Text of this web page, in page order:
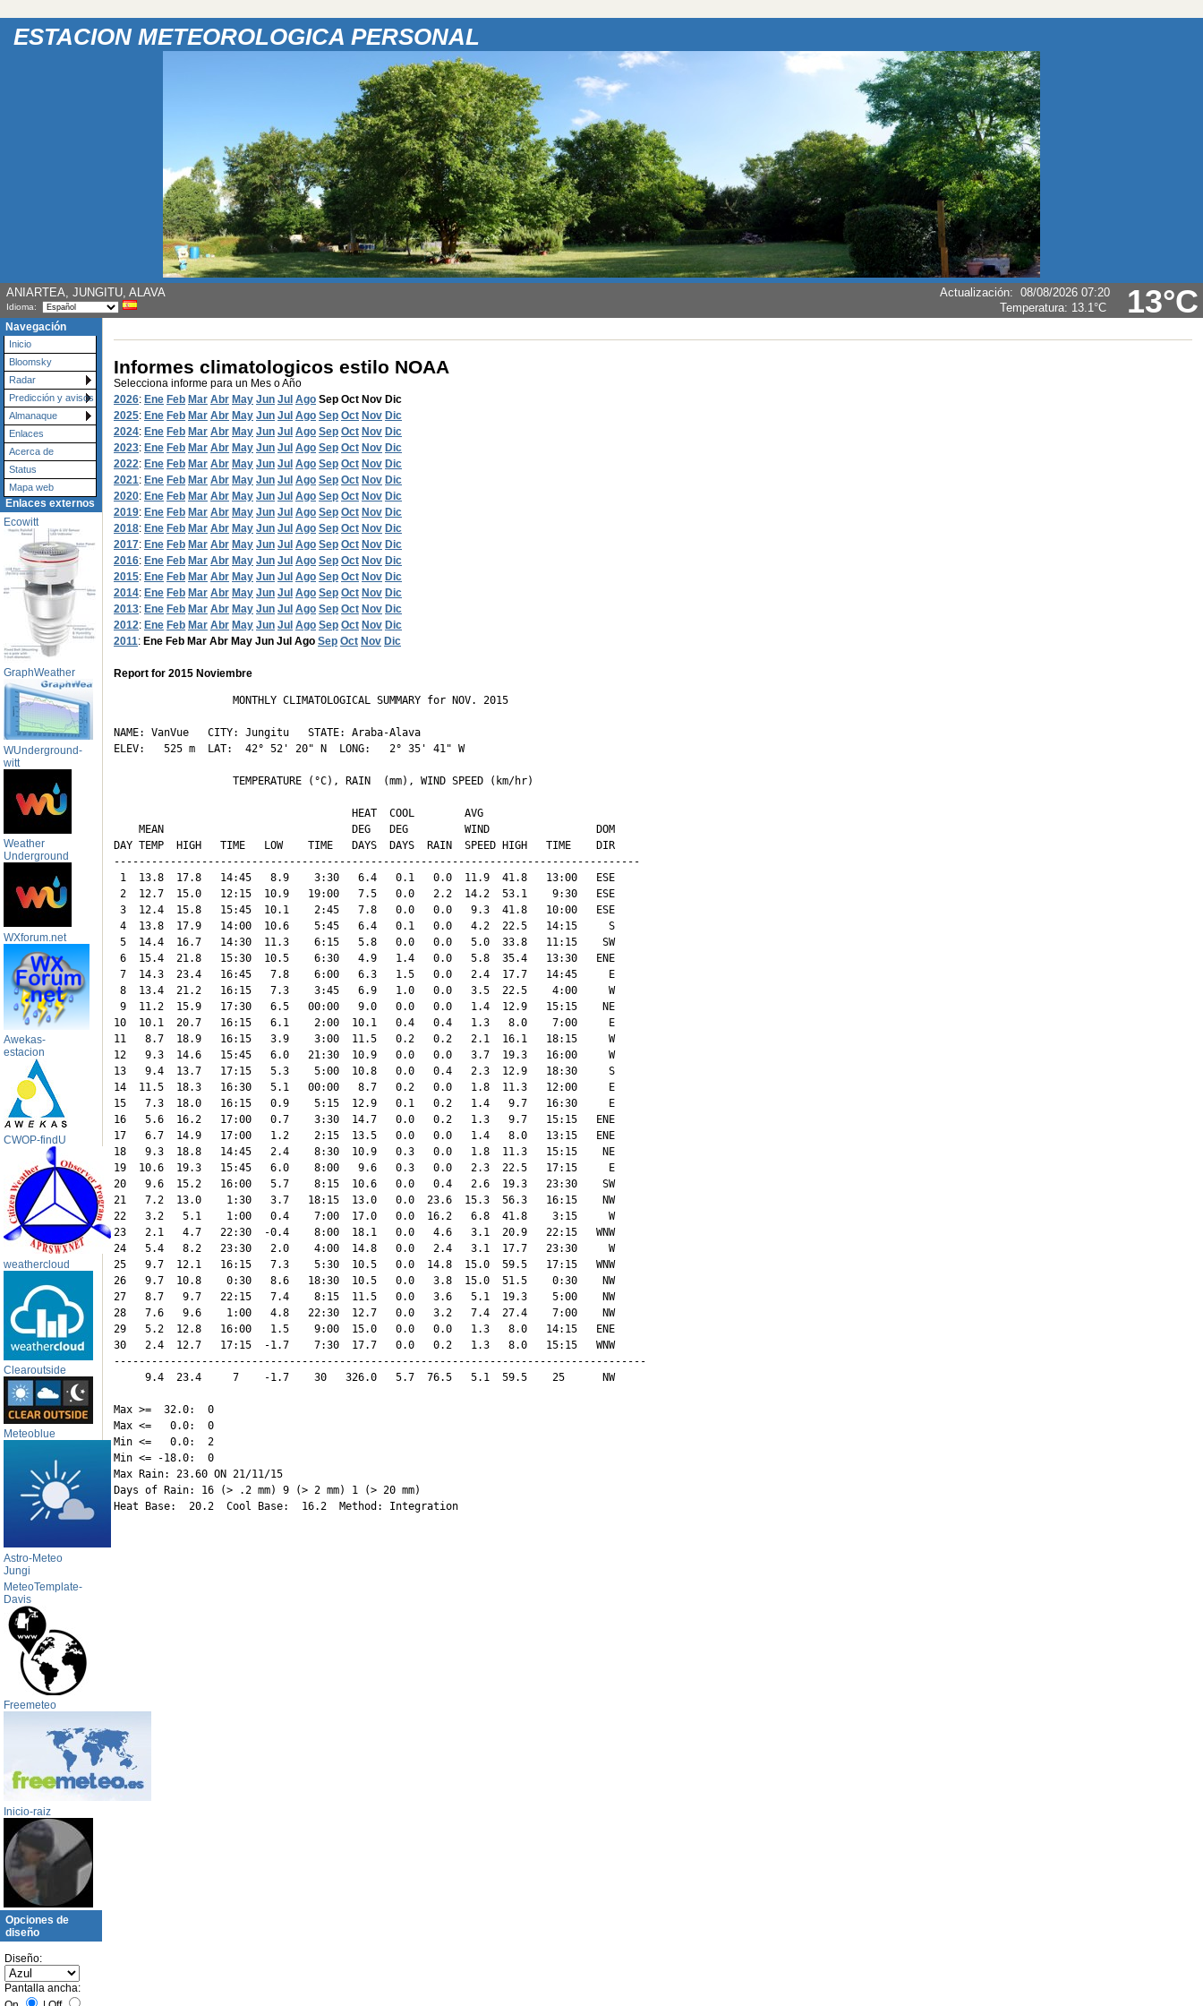
ESTACION METEOROLOGICA PERSONAL
13°C
ANIARTEA, JUNGITU, ALAVA
Idioma:
Actualización: 08/08/2026 07:20
Temperatura: 13.1°C
Navegación
Inicio
Bloomsky
Radar
Predicción y avisos
Almanaque
Enlaces
Acerca de
Status
Mapa web
Enlaces externos
Ecowitt
GraphWeather
WUnderground-
witt
Weather
Underground
WXforum.net
Awekas-
estacion
CWOP-findU
weathercloud
Clearoutside
Meteoblue
Astro-Meteo
Jungi
MeteoTemplate-
Davis
Freemeteo
Inicio-raiz
Opciones de
diseño
Diseño:
Pantalla ancha:
Informes climatologicos estilo NOAA
Selecciona informe para un Mes o Año
2026: Ene Feb Mar Abr May Jun Jul Ago Sep Oct Nov Dic
2025: Ene Feb Mar Abr May Jun Jul Ago Sep Oct Nov Dic
2024: Ene Feb Mar Abr May Jun Jul Ago Sep Oct Nov Dic
2023: Ene Feb Mar Abr May Jun Jul Ago Sep Oct Nov Dic
2022: Ene Feb Mar Abr May Jun Jul Ago Sep Oct Nov Dic
2021: Ene Feb Mar Abr May Jun Jul Ago Sep Oct Nov Dic
2020: Ene Feb Mar Abr May Jun Jul Ago Sep Oct Nov Dic
2019: Ene Feb Mar Abr May Jun Jul Ago Sep Oct Nov Dic
2018: Ene Feb Mar Abr May Jun Jul Ago Sep Oct Nov Dic
2017: Ene Feb Mar Abr May Jun Jul Ago Sep Oct Nov Dic
2016: Ene Feb Mar Abr May Jun Jul Ago Sep Oct Nov Dic
2015: Ene Feb Mar Abr May Jun Jul Ago Sep Oct Nov Dic
2014: Ene Feb Mar Abr May Jun Jul Ago Sep Oct Nov Dic
2013: Ene Feb Mar Abr May Jun Jul Ago Sep Oct Nov Dic
2012: Ene Feb Mar Abr May Jun Jul Ago Sep Oct Nov Dic
2011: Ene Feb Mar Abr May Jun Jul Ago Sep Oct Nov Dic
Report for 2015 Noviembre
                   MONTHLY CLIMATOLOGICAL SUMMARY for NOV. 2015
NAME: VanVue   CITY: Jungitu   STATE: Araba-Alava
ELEV:   525 m  LAT:  42° 52' 20" N  LONG:   2° 35' 41" W
                   TEMPERATURE (°C), RAIN  (mm), WIND SPEED (km/hr)
                                      HEAT  COOL        AVG
    MEAN                              DEG   DEG         WIND                 DOM
DAY TEMP  HIGH   TIME   LOW    TIME   DAYS  DAYS  RAIN  SPEED HIGH   TIME    DIR
------------------------------------------------------------------------------------
1  13.8  17.8   14:45   8.9    3:30   6.4   0.1   0.0  11.9  41.8   13:00   ESE
2  12.7  15.0   12:15  10.9   19:00   7.5   0.0   2.2  14.2  53.1    9:30   ESE
3  12.4  15.8   15:45  10.1    2:45   7.8   0.0   0.0   9.3  41.8   10:00   ESE
4  13.8  17.9   14:00  10.6    5:45   6.4   0.1   0.0   4.2  22.5   14:15     S
5  14.4  16.7   14:30  11.3    6:15   5.8   0.0   0.0   5.0  33.8   11:15    SW
6  15.4  21.8   15:30  10.5    6:30   4.9   1.4   0.0   5.8  35.4   13:30   ENE
7  14.3  23.4   16:45   7.8    6:00   6.3   1.5   0.0   2.4  17.7   14:45     E
8  13.4  21.2   16:15   7.3    3:45   6.9   1.0   0.0   3.5  22.5    4:00     W
9  11.2  15.9   17:30   6.5   00:00   9.0   0.0   0.0   1.4  12.9   15:15    NE
10  10.1  20.7   16:15   6.1    2:00  10.1   0.4   0.4   1.3   8.0    7:00     E
11   8.7  18.9   16:15   3.9    3:00  11.5   0.2   0.2   2.1  16.1   18:15     W
12   9.3  14.6   15:45   6.0   21:30  10.9   0.0   0.0   3.7  19.3   16:00     W
13   9.4  13.7   17:15   5.3    5:00  10.8   0.0   0.4   2.3  12.9   18:30     S
14  11.5  18.3   16:30   5.1   00:00   8.7   0.2   0.0   1.8  11.3   12:00     E
15   7.3  18.0   16:15   0.9    5:15  12.9   0.1   0.2   1.4   9.7   16:30     E
16   5.6  16.2   17:00   0.7    3:30  14.7   0.0   0.2   1.3   9.7   15:15   ENE
17   6.7  14.9   17:00   1.2    2:15  13.5   0.0   0.0   1.4   8.0   13:15   ENE
18   9.3  18.8   14:45   2.4    8:30  10.9   0.3   0.0   1.8  11.3   15:15    NE
19  10.6  19.3   15:45   6.0    8:00   9.6   0.3   0.0   2.3  22.5   17:15     E
20   9.6  15.2   16:00   5.7    8:15  10.6   0.0   0.4   2.6  19.3   23:30    SW
21   7.2  13.0    1:30   3.7   18:15  13.0   0.0  23.6  15.3  56.3   16:15    NW
22   3.2   5.1    1:00   0.4    7:00  17.0   0.0  16.2   6.8  41.8    3:15     W
23   2.1   4.7   22:30  -0.4    8:00  18.1   0.0   4.6   3.1  20.9   22:15   WNW
24   5.4   8.2   23:30   2.0    4:00  14.8   0.0   2.4   3.1  17.7   23:30     W
25   9.7  12.1   16:15   7.3    5:30  10.5   0.0  14.8  15.0  59.5   17:15   WNW
26   9.7  10.8    0:30   8.6   18:30  10.5   0.0   3.8  15.0  51.5    0:30    NW
27   8.7   9.7   22:15   7.4    8:15  11.5   0.0   3.6   5.1  19.3    5:00    NW
28   7.6   9.6    1:00   4.8   22:30  12.7   0.0   3.2   7.4  27.4    7:00    NW
29   5.2  12.8   16:00   1.5    9:00  15.0   0.0   0.0   1.3   8.0   14:15   ENE
30   2.4  12.7   17:15  -1.7    7:30  17.7   0.0   0.2   1.3   8.0   15:15   WNW
-------------------------------------------------------------------------------------
     9.4  23.4     7    -1.7    30   326.0   5.7  76.5   5.1  59.5    25      NW
Max >=  32.0:  0
Max <=   0.0:  0
Min <=   0.0:  2
Min <= -18.0:  0
Max Rain: 23.60 ON 21/11/15
Days of Rain: 16 (> .2 mm) 9 (> 2 mm) 1 (> 20 mm)